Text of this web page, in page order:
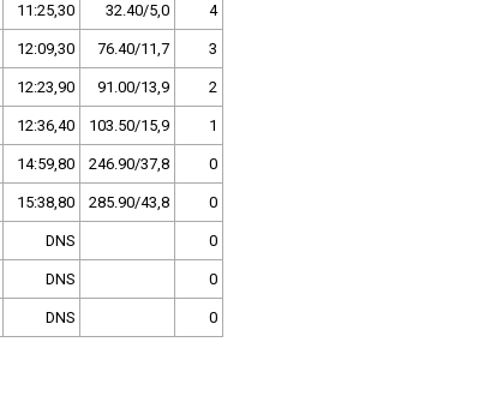
11:25,30 32.40/5,0 4
12:09,30 76.40/11,7 3
12:23,90 91.00/13,9 2
12:36,40 103.50/15,9 1
14:59,80 246.90/37,8 0
15:38,80 285.90/43,8 0
DNS 0
DNS 0
DNS 0